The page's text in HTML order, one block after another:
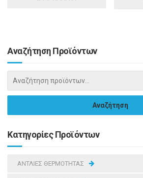
Αναζήτηση Προϊόντων
Κατηγορίες Προϊόντων
ΑΝΤΛΙΕΣ ΘΕΡΜΟΤΗΤΑΣ